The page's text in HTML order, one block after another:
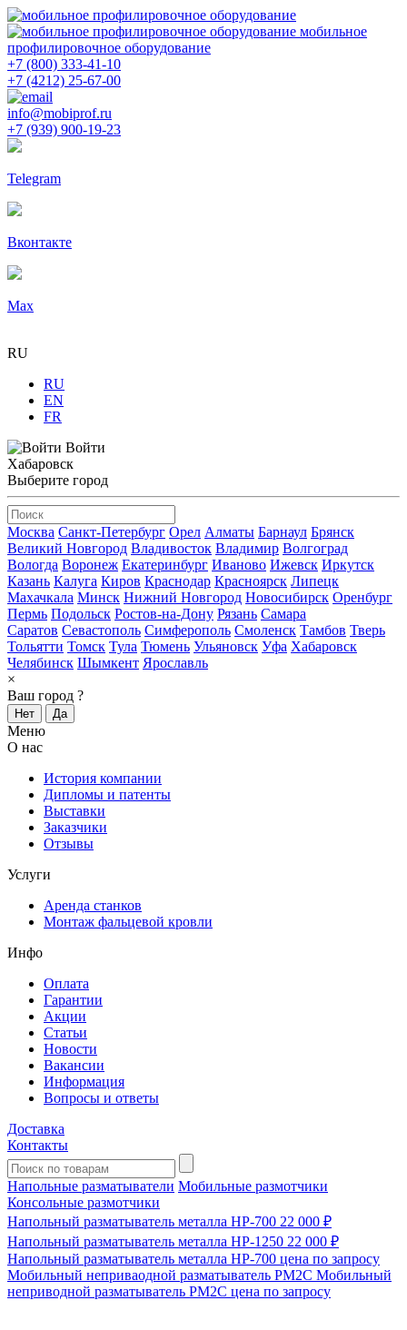
мобильное
профилировочное оборудование
+7 (800) 333-41-10
+7 (4212) 25-67-00
info@mobiprof.ru
+7 (939) 900-19-23
Telegram
Вконтакте
Max
RU
RU
EN
FR
Войти
Хабаровск
Выберите город
Москва Санкт-Петербург Орел Алматы Барнаул Брянск
Великий Новгород Владивосток Владимир Волгоград
Вологда Воронеж Екатеринбург Иваново Ижевск Иркутск
Казань Калуга Киров Краснодар Красноярск Липецк
Махачкала Минск Нижний Новгород Новосибирск Оренбург
Пермь Подольск Ростов-на-Дону Рязань Самара
Саратов Севастополь Симферополь Смоленск Тамбов Тверь
Тольятти Томск Тула Тюмень Ульяновск Уфа Хабаровск
Челябинск Шымкент Ярославль
×
Ваш город ?
Нет Да
Меню
О нас
История компании
Дипломы и патенты
Выставки
Заказчики
Отзывы
Услуги
Аренда станков
Монтаж фальцевой кровли
Инфо
Оплата
Гарантии
Акции
Статьи
Новости
Вакансии
Информация
Вопросы и ответы
Доставка
Контакты
Напольные разматыватели Мобильные размотчики
Консольные размотчики
Напольный разматыватель металла HP-700 22 000 ₽
Напольный разматыватель металла HP-1250 22 000 ₽
Напольный разматыватель металла HP-700 цена по запросу
Мобильный непривaодной разматыватель РМ2С Мобильный
неприводной разматыватель РМ2С цена по запросу